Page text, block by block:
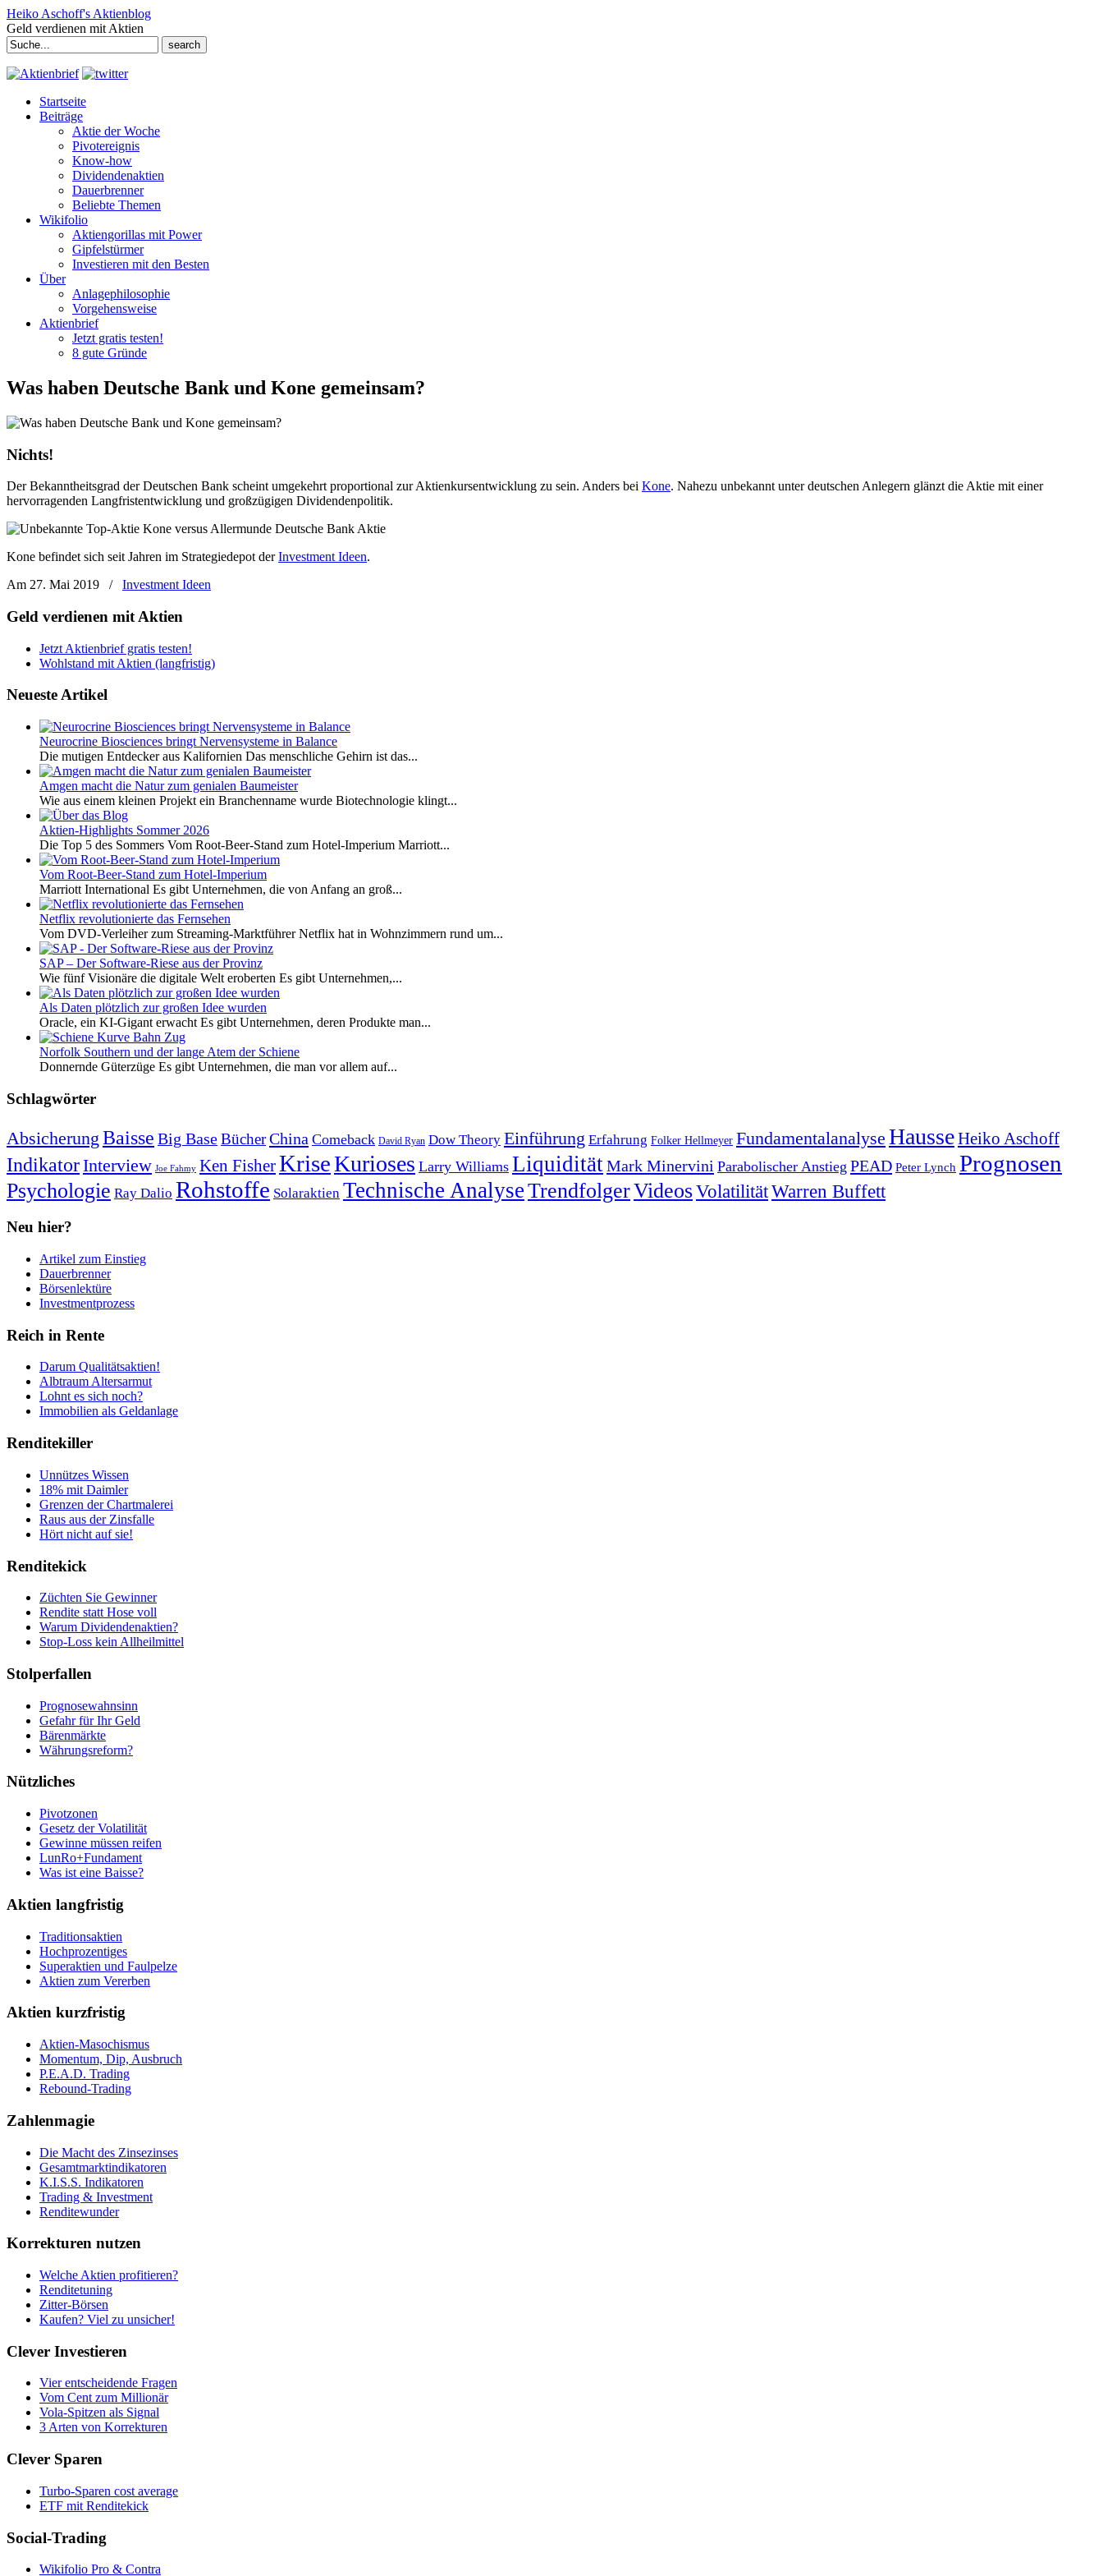
Heiko Aschoff's Aktienblog
Geld verdienen mit Aktien
Search
for:
Startseite
Beiträge
Aktie der Woche
Pivotereignis
Know-how
Dividendenaktien
Dauerbrenner
Beliebte Themen
Wikifolio
Aktiengorillas mit Power
Gipfelstürmer
Investieren mit den Besten
Über
Anlagephilosophie
Vorgehensweise
Aktienbrief
Jetzt gratis testen!
8 gute Gründe
Was haben Deutsche Bank und Kone gemeinsam?
Nichts!
Der Bekanntheitsgrad der Deutschen Bank scheint umgekehrt proportional zur Aktienkursentwicklung zu sein. Anders bei Kone. Nahezu unbekannt unter deutschen Anlegern glänzt die Aktie mit einer
hervorragenden Langfristentwicklung und großzügigen Dividendenpolitik.
Kone befindet sich seit Jahren im Strategiedepot derInvestment Ideen.
Am 27. Mai 2019
/ Investment Ideen
Geld verdienen mit Aktien
Jetzt Aktienbrief gratis testen!
Wohlstand mit Aktien (langfristig)
Neueste Artikel
Neurocrine Biosciences bringt Nervensysteme in Balance
Die mutigen Entdecker aus Kalifornien Das menschliche Gehirn ist das...
Amgen macht die Natur zum genialen Baumeister
Wie aus einem kleinen Projekt ein Branchenname wurde Biotechnologie klingt...
Aktien-Highlights Sommer 2026
Die Top 5 des Sommers Vom Root-Beer-Stand zum Hotel-Imperium Marriott...
Vom Root-Beer-Stand zum Hotel-Imperium
Marriott International Es gibt Unternehmen, die von Anfang an groß...
Netflix revolutionierte das Fernsehen
Vom DVD-Verleiher zum Streaming-Marktführer Netflix hat in Wohnzimmern rund um...
SAP – Der Software-Riese aus der Provinz
Wie fünf Visionäre die digitale Welt eroberten Es gibt Unternehmen,...
Als Daten plötzlich zur großen Idee wurden
Oracle, ein KI-Gigant erwacht Es gibt Unternehmen, deren Produkte man...
Norfolk Southern und der lange Atem der Schiene
Donnernde Güterzüge Es gibt Unternehmen, die man vor allem auf...
Schlagwörter
Absicherung Baisse Big BaseBücherChina Comeback David Ryan Dow Theory Einführung Erfahrung Folker Hellmeyer Fundamentalanalyse HausseHeiko Aschoff
IndikatorInterview Joe Fahmy Ken FisherKriseKurioses Larry Williams LiquiditätMark Minervini Parabolischer Anstieg PEAD Peter Lynch Prognosen
Psychologie Ray Dalio Rohstoffe Solaraktien Technische AnalyseTrendfolgerVideosVolatilitätWarren Buffett
Neu hier?
Artikel zum Einstieg
Dauerbrenner
Börsenlektüre
Investmentprozess
Reich in Rente
Darum Qualitätsaktien!
Albtraum Altersarmut
Lohnt es sich noch?
Immobilien als Geldanlage
Renditekiller
Unnützes Wissen
18% mit Daimler
Grenzen der Chartmalerei
Raus aus der Zinsfalle
Hört nicht auf sie!
Renditekick
Züchten Sie Gewinner
Rendite statt Hose voll
Warum Dividendenaktien?
Stop-Loss kein Allheilmittel
Stolperfallen
Prognosewahnsinn
Gefahr für Ihr Geld
Bärenmärkte
Währungsreform?
Nützliches
Pivotzonen
Gesetz der Volatilität
Gewinne müssen reifen
LunRo+Fundament
Was ist eine Baisse?
Aktien langfristig
Traditionsaktien
Hochprozentiges
Superaktien und Faulpelze
Aktien zum Vererben
Aktien kurzfristig
Aktien-Masochismus
Momentum, Dip, Ausbruch
P.E.A.D. Trading
Rebound-Trading
Zahlenmagie
Die Macht des Zinsezinses
Gesamtmarktindikatoren
K.I.S.S. Indikatoren
Trading & Investment
Renditewunder
Korrekturen nutzen
Welche Aktien profitieren?
Renditetuning
Zitter-Börsen
Kaufen? Viel zu unsicher!
Clever Investieren
Vier entscheidende Fragen
Vom Cent zum Millionär
Vola-Spitzen als Signal
3 Arten von Korrekturen
Clever Sparen
Turbo-Sparen cost average
ETF mit Renditekick
Social-Trading
Wikifolio Pro & Contra